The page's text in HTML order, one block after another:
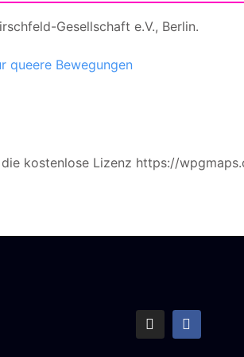
Gesellschaft e.V., Berlin.
queere Bewegungen
kostenlose Lizenz https://